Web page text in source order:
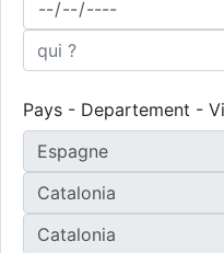
Pays - Departement -